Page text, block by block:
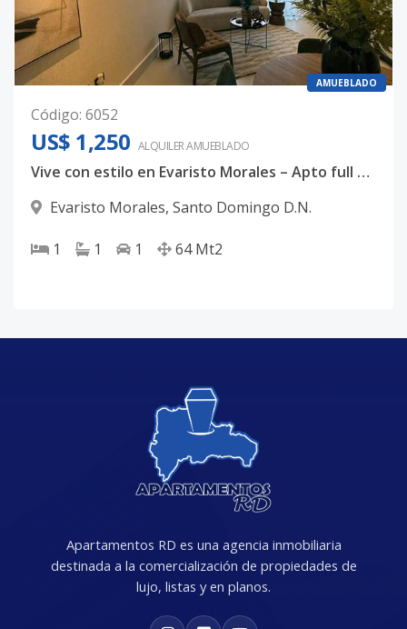
AMUEBLADO
Código: 6052
US$ 1,250 ALQUILERAMUEBLADO
Vive con estilo en Evaristo Morales – Apto full amueblado
Evaristo Morales, Santo Domingo D.N.
1 1 1 64 Mt2
Apartamentos RD es una agencia inmobiliaria
destinada a la comercialización de propiedades de
lujo, listas y en planos.